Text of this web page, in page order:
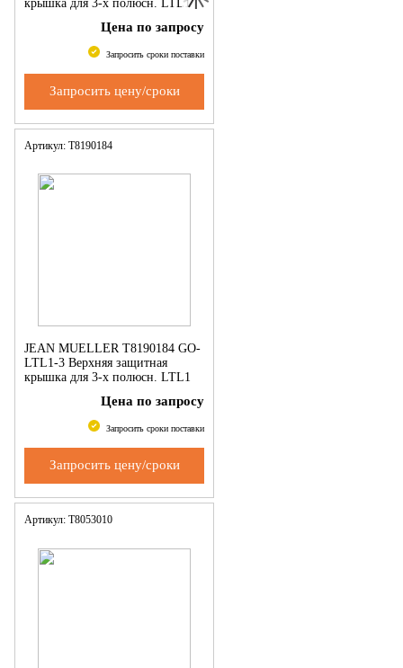
крышка для 3-х полюсн. LTL1
Цена по запросу
Запросить сроки поставки
Запросить цену/сроки
Артикул: Т8190184
JEAN MUELLER Т8190184 GO-
LTL1-3 Верхняя защитная
крышка для 3-х полюсн. LTL1
Цена по запросу
Запросить сроки поставки
Запросить цену/сроки
Артикул: T8053010